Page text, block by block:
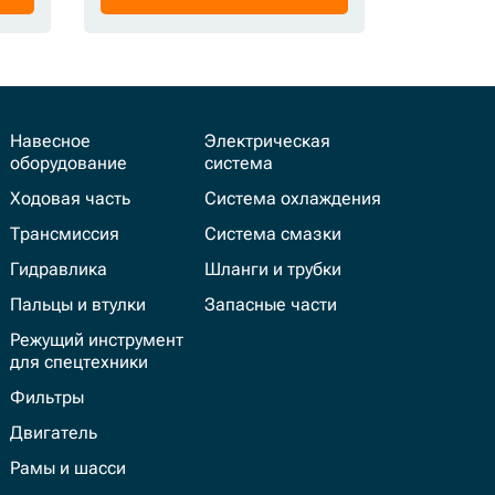
Навесное
оборудование
Ходовая часть
Трансмиссия
Гидравлика
Пальцы и втулки
Режущий инструмент
для спецтехники
Фильтры
Двигатель
Рамы и шасси
Электрическая
система
Система охлаждения
Система смазки
Шланги и трубки
Запасные части